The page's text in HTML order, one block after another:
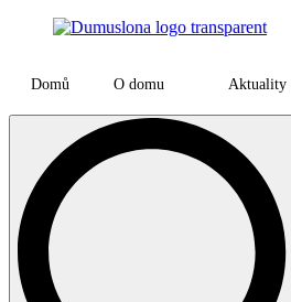
Domů O domu Aktuality